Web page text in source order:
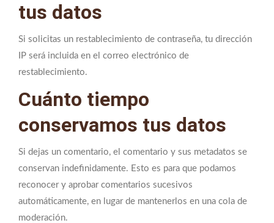
tus datos
Si solicitas un restablecimiento de contraseña, tu dirección
IP será incluida en el correo electrónico de
restablecimiento.
Cuánto tiempo
conservamos tus datos
Si dejas un comentario, el comentario y sus metadatos se
conservan indefinidamente. Esto es para que podamos
reconocer y aprobar comentarios sucesivos
automáticamente, en lugar de mantenerlos en una cola de
moderación.